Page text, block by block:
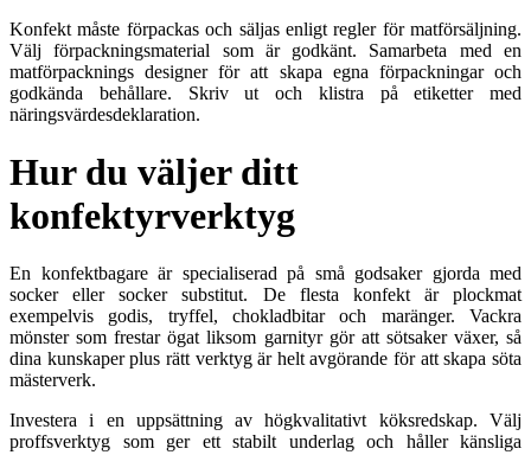
Konfekt måste förpackas och säljas enligt regler för matförsäljning.
Välj förpackningsmaterial som är godkänt. Samarbeta med en
matförpacknings designer för att skapa egna förpackningar och
godkända behållare. Skriv ut och klistra på etiketter med
näringsvärdesdeklaration.
Hur du väljer ditt
konfektyrverktyg
En konfektbagare är specialiserad på små godsaker gjorda med
socker eller socker substitut. De flesta konfekt är plockmat
exempelvis godis, tryffel, chokladbitar och maränger. Vackra
mönster som frestar ögat liksom garnityr gör att sötsaker växer, så
dina kunskaper plus rätt verktyg är helt avgörande för att skapa söta
mästerverk.
Investera i en uppsättning av högkvalitativt köksredskap. Välj
proffsverktyg som ger ett stabilt underlag och håller känsliga